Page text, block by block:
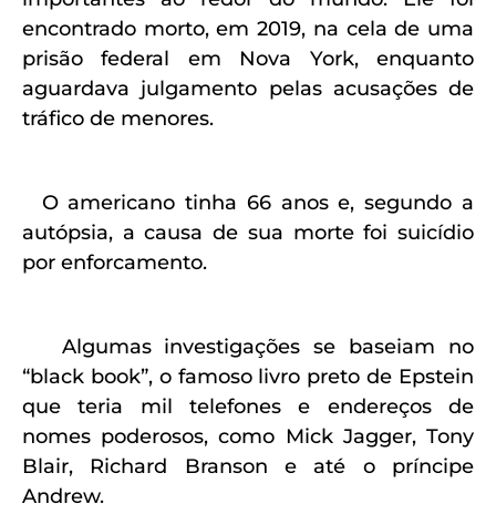
encontrado morto, em 2019, na cela de uma
prisão federal em Nova York, enquanto
aguardava julgamento pelas acusações de
tráfico de menores.
O americano tinha 66 anos e, segundo a
autópsia, a causa de sua morte foi suicídio
por enforcamento.
Algumas investigações se baseiam no
“black book”, o famoso livro preto de Epstein
que teria mil telefones e endereços de
nomes poderosos, como Mick Jagger, Tony
Blair, Richard Branson e até o príncipe
Andrew.